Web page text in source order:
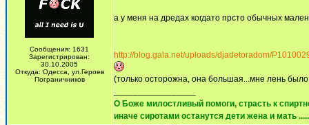
Сообщения: 1631
Зарегистрирован:
30.10.2005
Откуда: Одесса, ул.Героев
Пограничников
а у меня на дредах когдато прсто обычных
http://blog.gala.net/uploads/djadetoradom/
(только осторожна, она большая...мне лень
О Боже милостливый помоги, страсть к
иначе сиротами останутся дети жена и мать